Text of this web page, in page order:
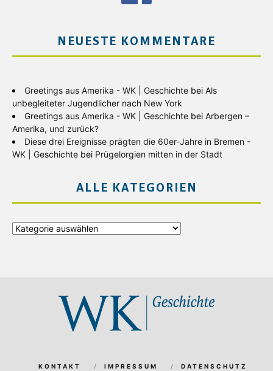
NEUESTE KOMMENTARE
Greetings aus Amerika - WK | Geschichte bei Als
unbegleiteter Jugendlicher nach New York
Greetings aus Amerika - WK | Geschichte bei Arbergen –
Amerika, und zurück?
Diese drei Ereignisse prägten die 60er-Jahre in Bremen -
WK | Geschichte bei Prügelorgien mitten in der Stadt
ALLE KATEGORIEN
Alle
KONTAKT IMPRESSUM DATENSCHUTZ